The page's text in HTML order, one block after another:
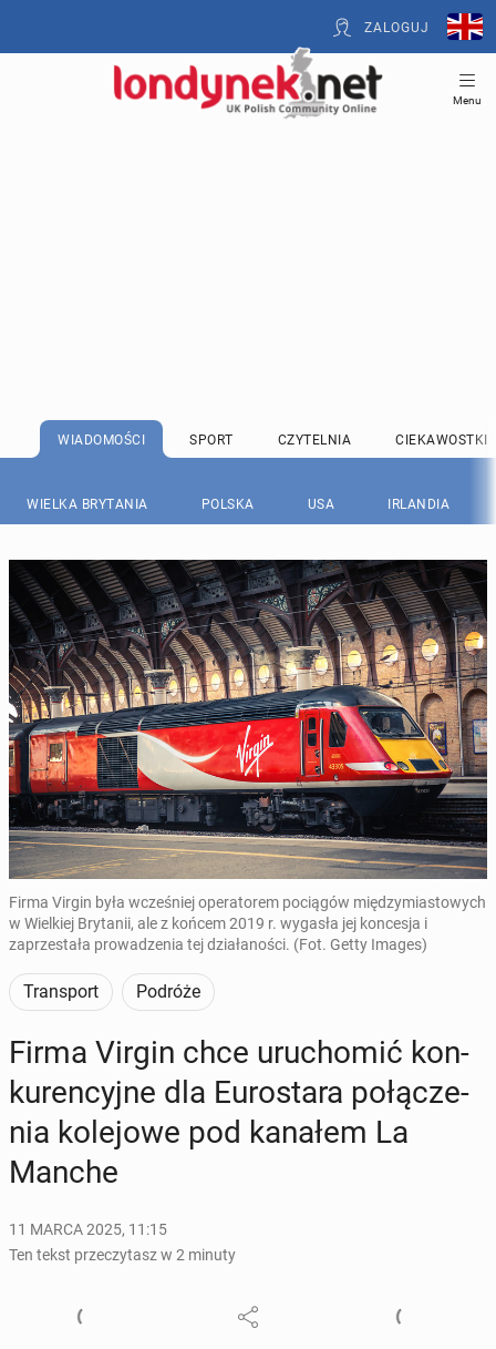
ZALOGUJ
Menu
WIADOMOŚCI SPORT CZYTELNIA CIEKAWOSTKI
WIELKA BRYTANIA POLSKA USA IRLANDIA
Firma Virgin była wcześniej operatorem pociągów międzymiastowych
w Wielkiej Brytanii, ale z końcem 2019 r. wygasła jej koncesja i
zaprzestała prowadzenia tej działaności. (Fot. Getty Images)
Transport Podróże
Firma Virgin chce uru­cho­mić kon­
ku­ren­cyj­ne dla Eu­ro­sta­ra po­łą­cze­
nia ko­le­jo­we pod kanałem La
Manche
11 MARCA 2025, 11:15
Ten tekst przeczytasz w 2 minuty